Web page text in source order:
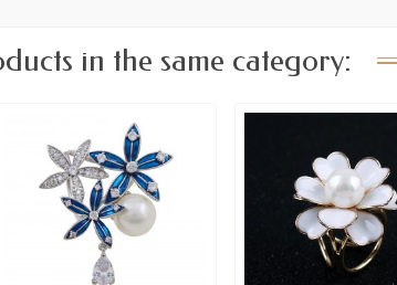
in the same category: